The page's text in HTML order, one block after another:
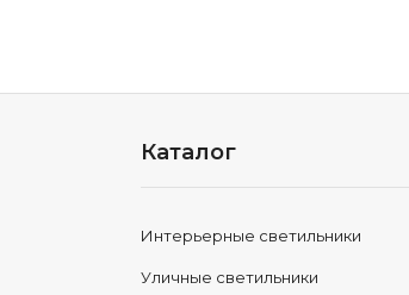
Каталог
Интерьерные светильники
Уличные светильники